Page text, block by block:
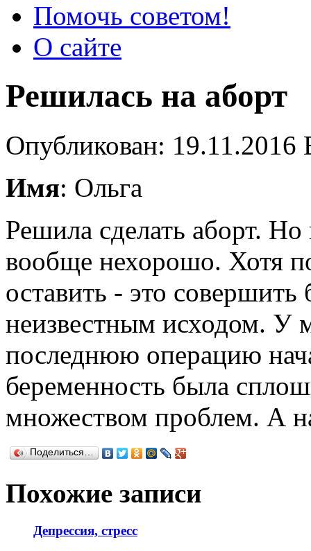
Помочь советом!
О сайте
Решилась на аборт
Опубликован: 19.11.2016
Имя: Ольга
Решила сделать аборт.
вообще нехорошо. Хотя
оставить - это
неизвестным исходом. У
последнюю операцию
беременность была
множеством проблем. А
Поделиться…
Похожие записи
Депрессия, стресс